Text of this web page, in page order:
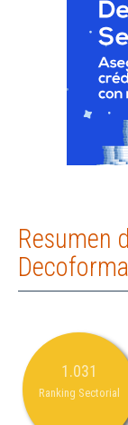
Resumen
1.031
Ranking Sectorial